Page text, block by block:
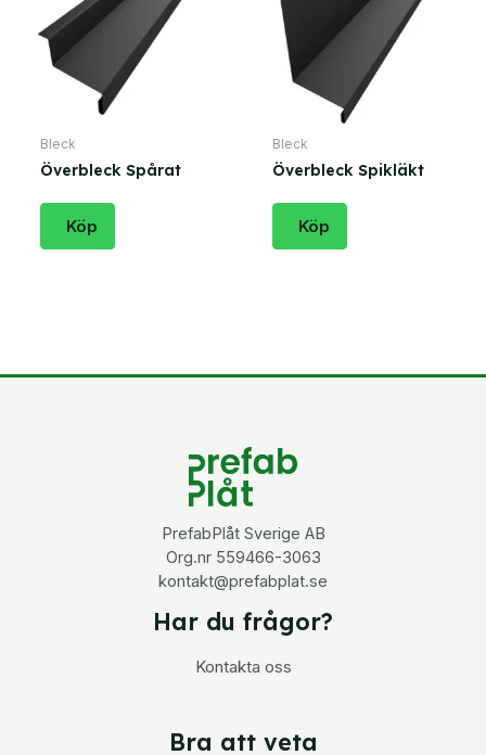
Bleck
Överbleck Spårat
Köp
Bleck
Överbleck Spikläkt
Köp
PrefabPlåt Sverige AB
Org.nr 559466-3063
kontakt@prefabplat.se
Har du frågor?
Kontakta oss
Bra att veta